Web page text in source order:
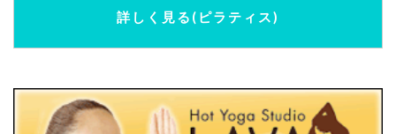
詳しく見る(ピラティス)